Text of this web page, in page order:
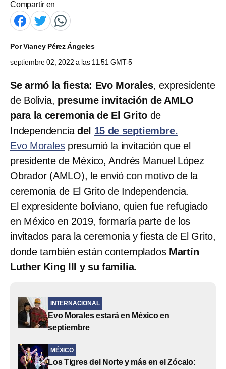
Compartir en
PorVianey Pérez Ángeles
septiembre 02, 2022 a las 11:51 GMT-5
Se armó la fiesta: Evo Morales, expresidente
de Bolivia, presume invitación de AMLO
para la ceremonia de El Grito de
Independencia del 15 de septiembre.
Evo Moralespresumió la invitación que el
presidente de México, Andrés Manuel López
Obrador (AMLO), le envió con motivo de la
ceremonia de El Grito de Independencia.
El expresidente boliviano, quien fue refugiado
en México en 2019, formaría parte de los
invitados para la ceremonia y fiesta de El Grito,
donde también están contemplados Martín
Luther King III y su familia.
INTERNACIONAL
Evo Morales estará en México en
septiembre
MÉXICO
Los Tigres del Norte y más en el Zócalo: